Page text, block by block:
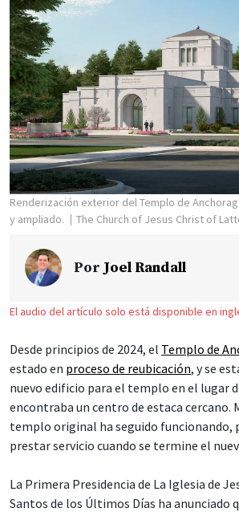
Renderización exterior del Templo de
y ampliado.
The Church of Jesus Christ of
Por Joel Randall
El audio del artículo solo está disponible en
Desde principios de 2024, el Templo de
estado en proceso de reubicación, y se
nuevo edificio para el templo en el lugar
encontraba un centro de estaca cercano.
templo original ha seguido funcionando,
prestar servicio cuando se termine el
La Primera Presidencia de La Iglesia de
Santos de los Últimos Días ha anunciado